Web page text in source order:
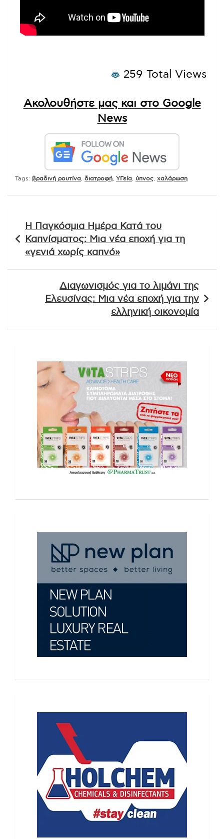
259 Total Views
Ακολουθήστε μας και στο Google
News
Tags: βραδινή ρουτίνα διατροφή ΥΓεία ύπνος χαλάρωση
άρθρων
Η Παγκόσμια Ημέρα Κατά του
Καπνίσματος: Μια νέα εποχή για τη
«γενιά χωρίς καπνό»
Διαγωνισμός για το λιμάνι της
Ελευσίνας: Μια νέα εποχή για την
ελληνική οικονομία